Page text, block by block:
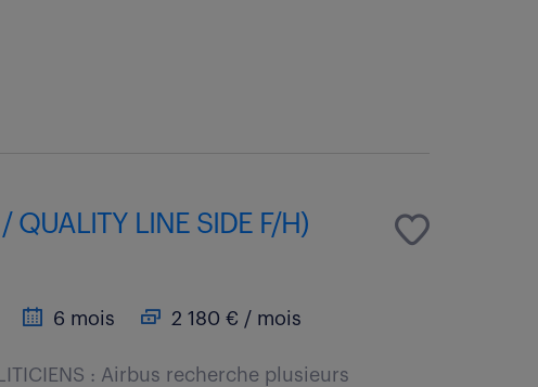
QUALITY LINE SIDE F/H)
6 mois 2 180 € / mois
: Airbus recherche plusieurs